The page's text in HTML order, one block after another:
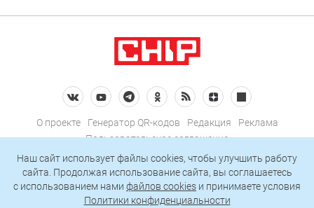
О проекте Генератор QR-кодов Редакция
Реклама
Пользовательское соглашение
Политика конфиденциальности
Подписаться на рассылку
Наш сайт использует файлы cookies, чтобы улучшить работу
сайта. Продолжая использование сайта, вы соглашаетесь
c использованием нами файлов cookies и принимаете условия
Политики конфиденциальности